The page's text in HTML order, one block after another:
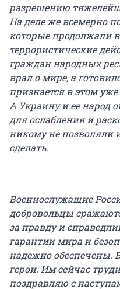
разрешению
На деле же всемерно
которые продолжали
террористические
граждан народных
врал о мире, а
признается в этом
А Украину и ее народ
для ослабления и
никому не позволяли
сделать.
Военнослужащие
добровольцы
за правду и
гарантии мира и
надежно обеспечены.
герои. Им сейчас
поздравляю с